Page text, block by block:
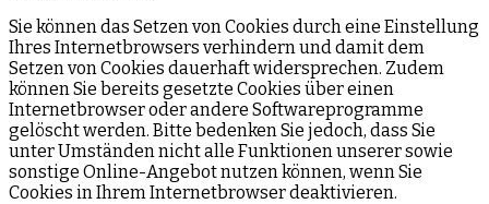
Sie können das Setzen von Cookies durch eine Einstellung
Ihres Internetbrowsers verhindern und damit dem
Setzen von Cookies dauerhaft widersprechen. Zudem
können Sie bereits gesetzte Cookies über einen
Internetbrowser oder andere Softwareprogramme
gelöscht werden. Bitte bedenken Sie jedoch, dass Sie
unter Umständen nicht alle Funktionen unserer sowie
sonstige Online-Angebot nutzen können, wenn Sie
Cookies in Ihrem Internetbrowser deaktivieren.